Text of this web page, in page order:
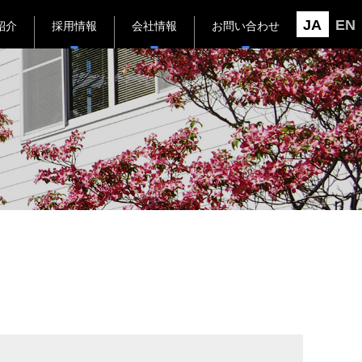
介 採用情報 会社情報 お問い合わせ JA EN